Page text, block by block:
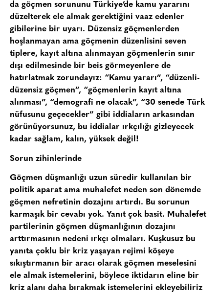
da göçmen sorununu Türkiye’de kamu yararını
düzelterek ele almak gerektiğini vaaz edenler
gibilerine bir uyarı. Düzensiz göçmenlerden
hoşlanmayan ama göçmenin düzenlisini seven
tiplere, kayıt altına alınmayan göçmenlerin sınır
dışı edilmesinde bir beis görmeyenlere de
hatırlatmak zorundayız: “Kamu yararı”, “düzenli-
düzensiz göçmen”, “göçmenlerin kayıt altına
alınması”, “demografi ne olacak”, “30 senede Türk
nüfusunu geçecekler” gibi iddiaların arkasından
görünüyorsunuz, bu iddialar ırkçılığı gizleyecek
kadar sağlam, kalın, yüksek değil!
Sorun zihinlerinde
Göçmen düşmanlığı uzun süredir kullanılan bir
politik aparat ama muhalefet neden son dönemde
göçmen nefretinin dozajını artırdı. Bu sorunun
karmaşık bir cevabı yok. Yanıt çok basit. Muhalefet
partilerinin göçmen düşmanlığının dozajını
arttırmasının nedeni ırkçı olmaları. Kuşkusuz bu
yanıta çoklu bir kriz yaşayan rejimi köşeye
sıkıştırmanın bir aracı olarak göçmen meselesini
ele almak istemelerini, böylece iktidarın eline bir
kriz alanı daha bırakmak istemelerini ekleyebiliriz